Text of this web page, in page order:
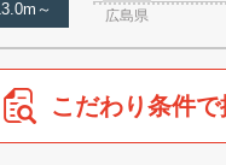
～ 広島県
こだわり条件で